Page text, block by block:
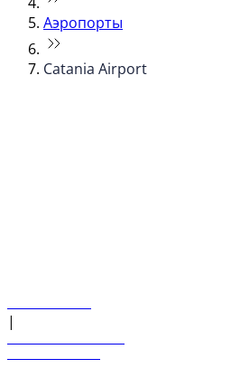
Аэропорты
Catania Airport
|